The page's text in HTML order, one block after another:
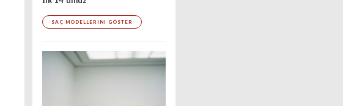
SAÇ MODELLERINI GÖSTER